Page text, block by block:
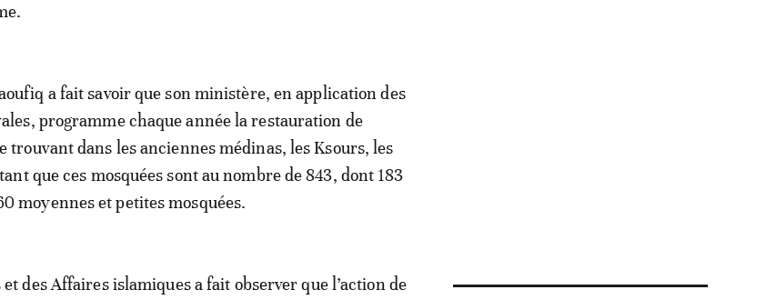
a fait savoir que son ministère, en application des
programme chaque année la restauration de
trouvant dans les anciennes médinas, les Ksours, les
que ces mosquées sont au nombre de 843, dont 183
moyennes et petites mosquées.
des Affaires islamiques a fait observer que l’action de